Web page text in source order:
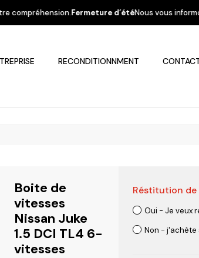
d’étéNous vous informons que la société
RECONDITIONNMENT
Kia Mitsubishi
Boite de
vitesses
Nissan Juke
1.5 DCI TL4 6-
vitesses
Réstitution
Oui - Je veux
Non - j'achète